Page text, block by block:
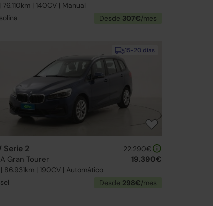
76.110km | 140CV | Manual
Desde 307€/mes
15-20 días
Serie 2
Gran Tourer
86.931km | 190CV | Automático
22.290€
19.390€
Desde 298€/mes